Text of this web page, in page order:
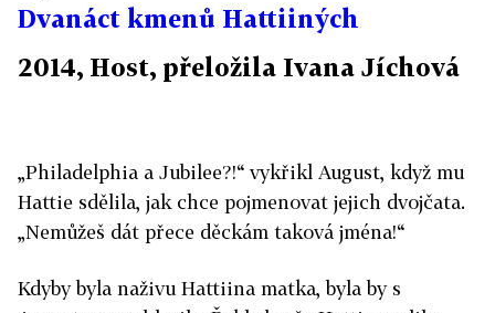
Dvanáct kmenů Hattiiných
2014, Host, přeložila Ivana Jíchová
„Philadelphia a Jubilee?!“ vykřikl August, když mu
Hattie sdělila, jak chce pojmenovat jejich dvojčata.
„Nemůžeš dát přece děckám taková jména!“
Kdyby byla naživu Hattiina matka, byla by s